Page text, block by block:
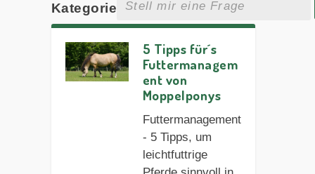
Kategorie
5 Tipps für´s
Futtermanagem
ent von
Moppelponys
Futtermanagement
- 5 Tipps, um
leichtfuttrige